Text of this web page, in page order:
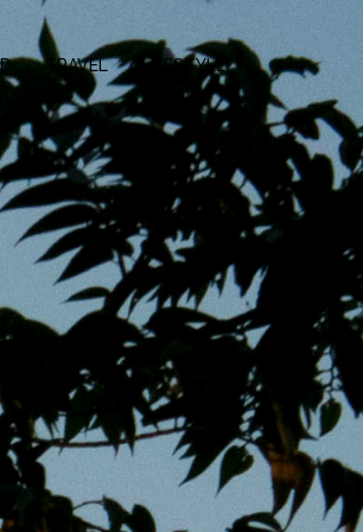
TRAVEL LIFESTYLE